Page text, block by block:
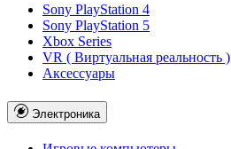
Sony PlayStation 4
Sony PlayStation 5
Xbox Series
VR ( Виртуальная реальность )
Аксессуары
Электроника